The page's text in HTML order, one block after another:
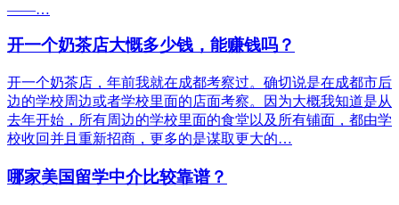
——…
开一个奶茶店大慨多少钱，能赚钱吗？
开一个奶茶店，年前我就在成都考察过。确切说是在成都市后
边的学校周边或者学校里面的店面考察。因为大概我知道是从
去年开始，所有周边的学校里面的食堂以及所有铺面，都由学
校收回并且重新招商，更多的是谋取更大的…
哪家美国留学中介比较靠谱？